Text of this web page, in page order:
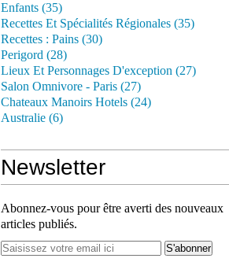
Enfants (35)
Recettes Et Spécialités Régionales (35)
Recettes : Pains (30)
Perigord (28)
Lieux Et Personnages D'exception (27)
Salon Omnivore - Paris (27)
Chateaux Manoirs Hotels (24)
Australie (6)
Newsletter
Abonnez-vous pour être averti des nouveaux
articles publiés.